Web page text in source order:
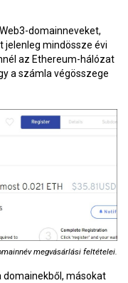
domainneveket,
jelenleg mindössze évi
az Ethereum-hálózat
a számla végösszege
megvásárlási feltételei.
domainekből, másokat